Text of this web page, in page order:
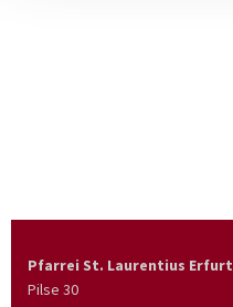
Pfarrei St. Laurentius Erfurt
Pilse 30